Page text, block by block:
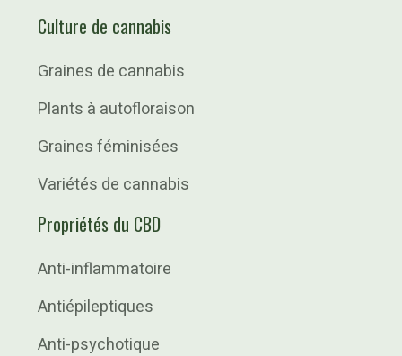
Culture de cannabis
Graines de cannabis
Plants à autofloraison
Graines féminisées
Variétés de cannabis
Propriétés du CBD
Anti-inflammatoire
Antiépileptiques
Anti-psychotique